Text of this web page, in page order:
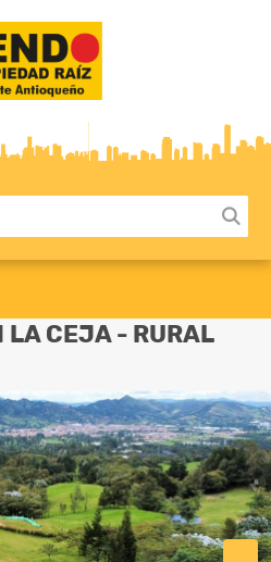
LA CEJA - RURAL